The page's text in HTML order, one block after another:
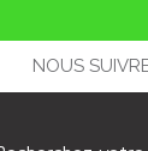
NOUS